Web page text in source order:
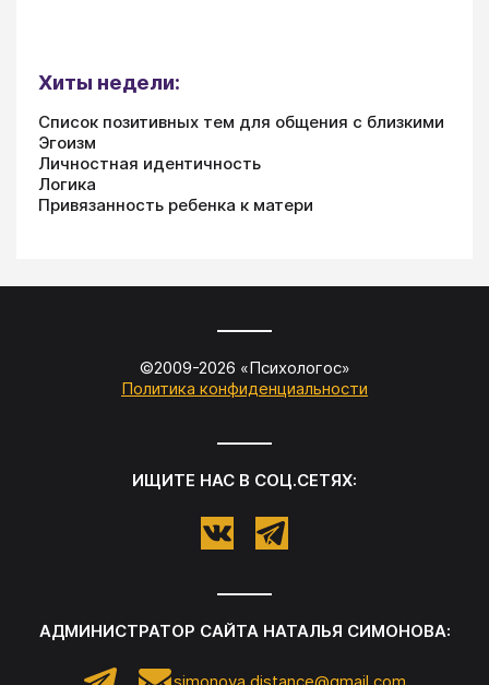
Хиты недели:
Список позитивных тем для общения с близкими
Эгоизм
Личностная идентичность
Логика
Привязанность ребенка к матери
©2009-2026 «Психологос»
Политика конфиденциальности
ИЩИТЕ НАС В СОЦ.СЕТЯХ:
АДМИНИСТРАТОР САЙТА НАТАЛЬЯ СИМОНОВА: